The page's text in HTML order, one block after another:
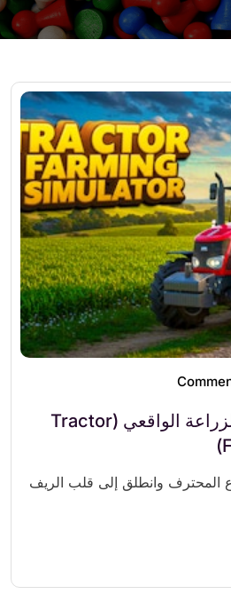
محاكي الجرارات والزراعة الواقعي (Tractor
المحترف وانطلق إلى قلب الريف